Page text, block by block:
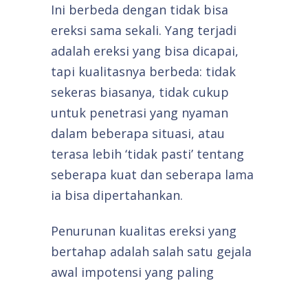
Ini berbeda dengan tidak bisa
ereksi sama sekali. Yang terjadi
adalah ereksi yang bisa dicapai,
tapi kualitasnya berbeda: tidak
sekeras biasanya, tidak cukup
untuk penetrasi yang nyaman
dalam beberapa situasi, atau
terasa lebih ‘tidak pasti’ tentang
seberapa kuat dan seberapa lama
ia bisa dipertahankan.
Penurunan kualitas ereksi yang
bertahap adalah salah satu gejala
awal impotensi yang paling